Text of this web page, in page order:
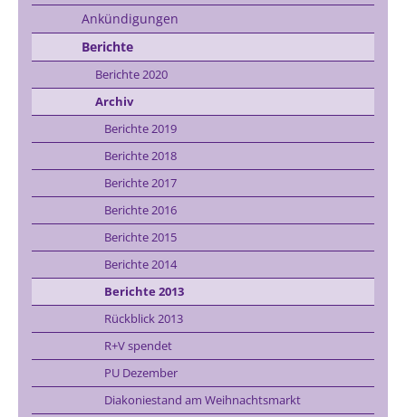
Ankündigungen
Berichte
Berichte 2020
Archiv
Berichte 2019
Berichte 2018
Berichte 2017
Berichte 2016
Berichte 2015
Berichte 2014
Berichte 2013
Rückblick 2013
R+V spendet
PU Dezember
Diakoniestand am Weihnachtsmarkt